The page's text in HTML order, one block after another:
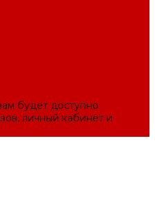
будет доступно
личный кабинет и